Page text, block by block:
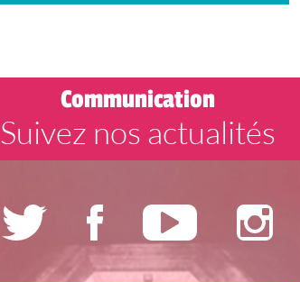
Communication
Suivez nos actualités